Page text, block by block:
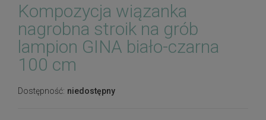
Kompozycja wiązanka
nagrobna stroik na grób
lampion GINA biało-czarna
100 cm
Dostępność: niedostępny